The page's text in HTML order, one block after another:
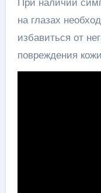
на глазах
избавиться от
повреждения